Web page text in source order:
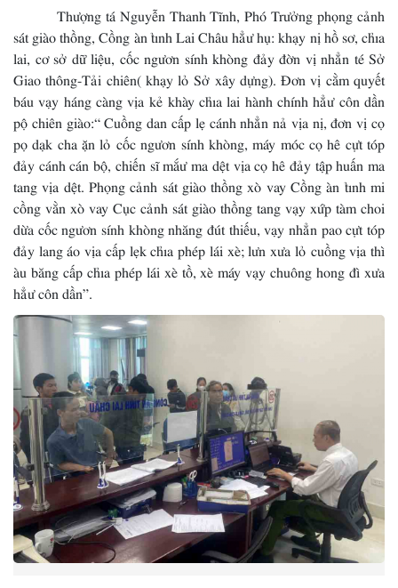
Thượng tá Nguyễn Thanh Tĩnh, Phó Trưởng phọng cảnh
sát giào thồng, Cồng àn tỉnh Lai Châu hẳư hụ: khạy nị hồ sơ, chỉa
lai, cơ sở dữ liệu, cốc ngươn sính khòng đảy đờn vị nhẳn té Sở
Giao thông-Tải chiên( khạy lỏ Sở xây dựng). Đơn vị cằm quyết
báu vạy háng càng vịa kẻ khày chỉa lai hành chính hẳư côn dần
pộ chiên giào:“ Cuồng dan cấp lẹ cánh nhẳn nả vịa nị, đơn vị cọ
pọ dạk cha ặn lỏ cốc ngươn sính khòng, máy móc cọ hê cựt tóp
đảy cánh cán bộ, chiến sĩ mắư ma dệt vịa cọ hê đảy tập huấn ma
tang vịa dệt. Phọng cảnh sát giào thồng xò vay Cồng àn tỉnh mi
cồng vằn xò vay Cục cảnh sát giào thồng tang vạy xứp tàm choi
dừa cốc ngươn sính khòng nhăng đút thiếu, vạy nhẳn pao cựt tóp
đảy lang áo vịa cấp lẹk chỉa phép lái xè; lưn xưa lỏ cuồng vịa thì
àu băng cấp chỉa phép lái xè tồ, xè máy vạy chuông hong đì xưa
hẳư côn dần”.